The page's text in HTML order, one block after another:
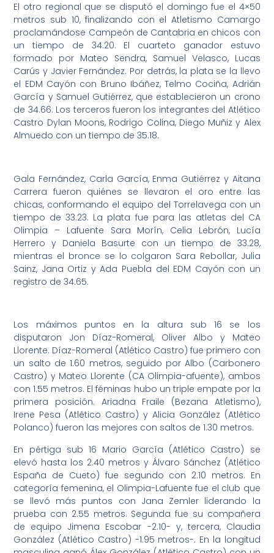
El otro regional que se disputó el domingo fue el 4×50
metros sub 10, finalizando con el Atletismo Camargo
proclamándose Campeón de Cantabria en chicos con
un tiempo de 34.20. El cuarteto ganador estuvo
formado por Mateo Sendra, Samuel Velasco, Lucas
Carús y Javier Fernández. Por detrás, la plata se la llevo
el EDM Cayón con Bruno Ibáñez, Telmo Cociña, Adrián
García y Samuel Gutiérrez, que establecieron un crono
de 34.66. Los terceros fueron los integrantes del Atlético
Castro Dylan Moons, Rodrigo Colina, Diego Muñiz y Alex
Almuedo con un tiempo de 35.18.
Gala Fernández, Carla García, Enma Gutiérrez y Aitana
Carrera fueron quiénes se llevaron el oro entre las
chicas, conformando el equipo del Torrelavega con un
tiempo de 33.23. La plata fue para las atletas del CA
Olimpia – Lafuente Sara Morín, Celia Lebrón, Lucía
Herrero y Daniela Basurte con un tiempo de 33.28,
mientras el bronce se lo colgaron Sara Rebollar, Julia
Sainz, Jana Ortiz y Ada Puebla del EDM Cayón con un
registro de 34.65.
Los máximos puntos en la altura sub 16 se los
disputaron Jon Díaz-Romeral, Oliver Albo y Mateo
Llorente. Díaz-Romeral (Atlético Castro) fue primero con
un salto de 1.60 metros, seguido por Albo (Carbonero
Castro) y Mateo Llorente (CA Olimpia-afuente), ambos
con 1.55 metros. El féminas hubo un triple empate por la
primera posición. Ariadna Fraile (Bezana Atletismo),
Irene Pesa (Atlético Castro) y Alicia González (Atlético
Polanco) fueron las mejores con saltos de 1.30 metros.
En pértiga sub 16 Mario García (Atlético Castro) se
elevó hasta los 2.40 metros y Álvaro Sánchez (Atlético
España de Cueto) fue segundo con 2.10 metros. En
categoría femenina, el Olimpia-Lafuente fue el club que
se llevó más puntos con Jana Zemler liderando la
prueba con 2.55 metros. Segunda fue su compañera
de equipo Jimena Escobar -2.10- y, tercera, Claudia
González (Atlético Castro) -1.95 metros-. En la longitud